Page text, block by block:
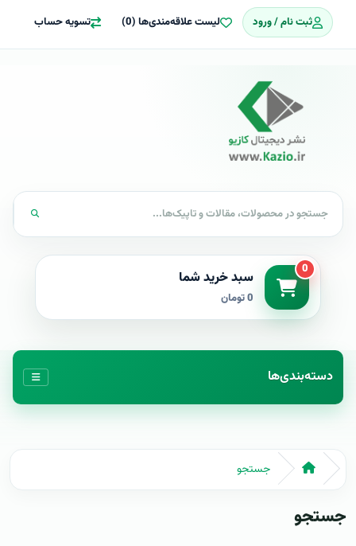
ثبت نام / ورود لیست علاقه‌مندی‌ها (0) تسویه حساب
0 سبد خرید شما
0 تومان
دسته‌بندی‌ها
جستجو
جستجو